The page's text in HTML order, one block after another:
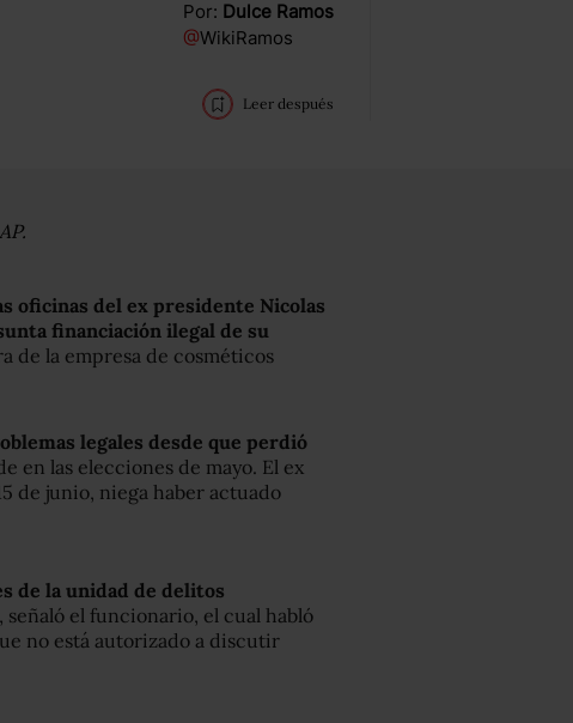
Por: Dulce Ramos
@WikiRamos
Leer después
oficinas del ex presidente Nicolas
financiación ilegal de su
de la empresa de cosméticos
legales desde que perdió
en las elecciones de mayo. El ex
de junio, niega haber actuado
de la unidad de delitos
, señaló el funcionario, el cual habló
no está autorizado a discutir